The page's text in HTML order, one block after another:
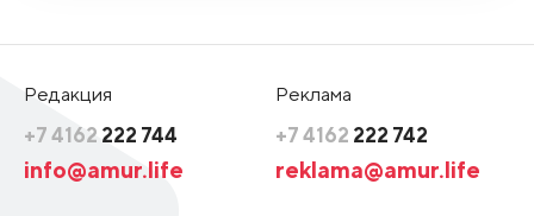
Редакция
+7 4162 222 744
info@amur.life
Реклама
+7 4162 222 742
reklama@amur.life